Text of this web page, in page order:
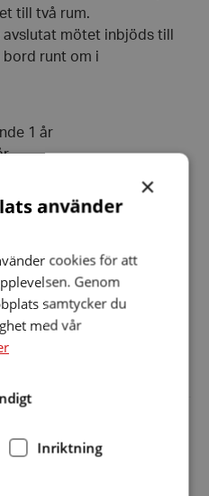
till två rum.
mötet inbjöds till
bord runt om i
1 år
×
använder
cookies för att
Genom
samtycker du
med vår
Inriktning